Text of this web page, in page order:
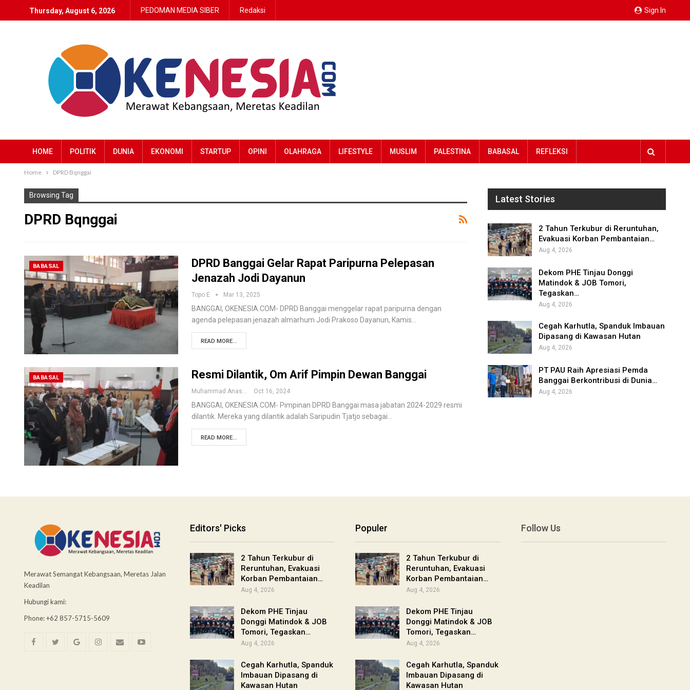
Sign In
Thursday, August 6, 2026 PEDOMAN MEDIA SIBER Redaksi
HOME POLITIK DUNIA EKONOMI STARTUP OPINI OLAHRAGA LIFESTYLE MUSLIM PALESTINA BABASAL REFLEKSI
Home DPRD Bqnggai
Browsing Tag
DPRD Bqnggai
BABASAL
DPRD Banggai Gelar Rapat Paripurna Pelepasan
Jenazah Jodi Dayanun
Topo E Mar 13, 2025
BANGGAI, OKENESIA.COM- DPRD Banggai menggelar rapat paripurna dengan
agenda pelepasan jenazah almarhum Jodi Prakoso Dayanun, Kamis…
READ MORE...
BABASAL Resmi Dilantik, Om Arif Pimpin Dewan Banggai
Muhammad Anas Oct 16, 2024
BANGGAI, OKENESIA.COM- Pimpinan DPRD Banggai masa jabatan 2024-2029 resmi
dilantik. Mereka yang dilantik adalah Saripudin Tjatjo sebagai…
READ MORE...
Latest Stories
2 Tahun Terkubur di Reruntuhan,
Evakuasi Korban Pembantaian…
Aug 4, 2026
Dekom PHE Tinjau Donggi
Matindok & JOB Tomori,
Tegaskan…
Aug 4, 2026
Cegah Karhutla, Spanduk Imbauan
Dipasang di Kawasan Hutan
Aug 4, 2026
PT PAU Raih Apresiasi Pemda
Banggai Berkontribusi di Dunia…
Aug 4, 2026
Merawat Semangat Kebangsaan, Meretas Jalan
Keadilan
Hubungi kami:
Phone: +62 857-5715-5609
Editors' Picks
2 Tahun Terkubur di
Reruntuhan, Evakuasi
Korban Pembantaian…
Aug 4, 2026
Dekom PHE Tinjau
Donggi Matindok & JOB
Tomori, Tegaskan…
Aug 4, 2026
Cegah Karhutla, Spanduk
Imbauan Dipasang di
Kawasan Hutan
Populer
2 Tahun Terkubur di
Reruntuhan, Evakuasi
Korban Pembantaian…
Aug 4, 2026
Dekom PHE Tinjau
Donggi Matindok & JOB
Tomori, Tegaskan…
Aug 4, 2026
Cegah Karhutla, Spanduk
Imbauan Dipasang di
Kawasan Hutan
Follow Us